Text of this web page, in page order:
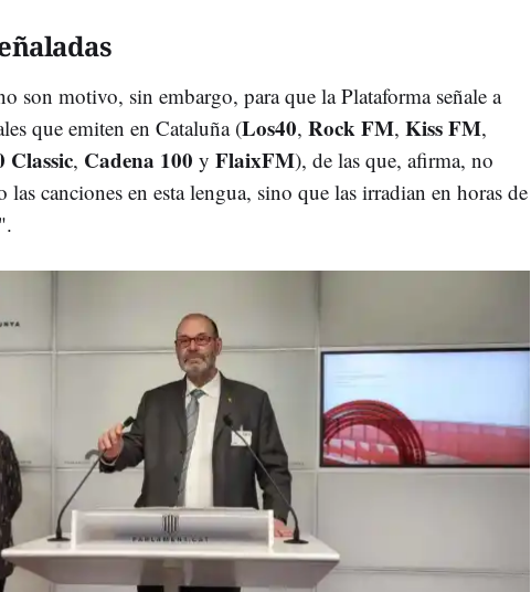
son motivo, sin embargo, para que la Plataforma señale a
que emiten en Cataluña (Los40, Rock FM, Kiss FM,
Classic, Cadena 100 y FlaixFM), de las que, afirma, no
las canciones en esta lengua, sino que las irradian en horas de